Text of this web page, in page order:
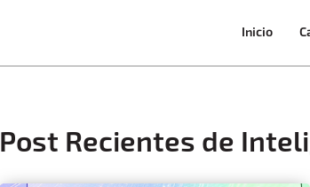
Inicio
Post Recientes de